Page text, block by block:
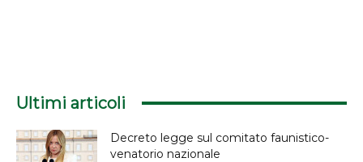
Ultimi articoli
Decreto legge sul comitato faunistico-
venatorio nazionale